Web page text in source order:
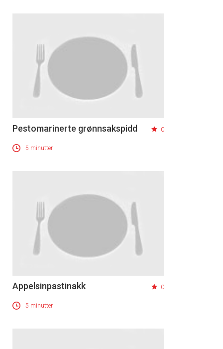
Pestomarinerte grønnsakspidd 0
5 minutter
Appelsinpastinakk 0
5 minutter